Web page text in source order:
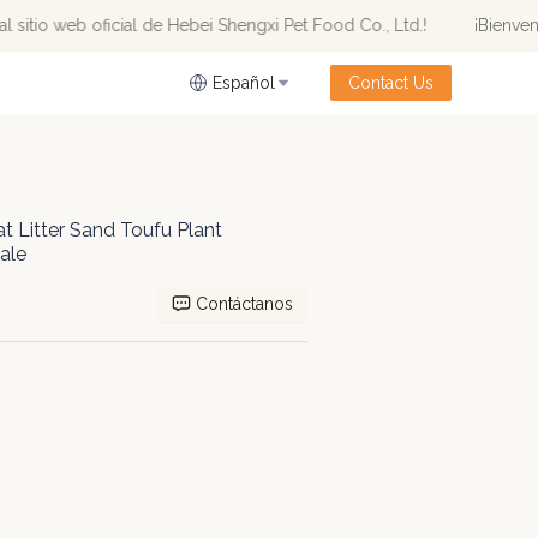
web oficial de Hebei Shengxi Pet Food Co., Ltd.!
Español
Contact Us
Litter Sand Toufu Plant
Contáctanos